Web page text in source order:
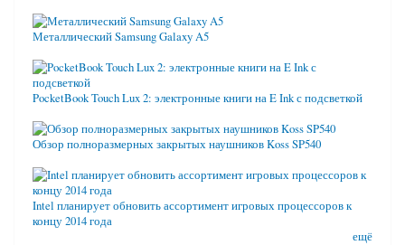
Металлический Samsung Galaxy A5
PocketBook Touch Lux 2: электронные книги на E Ink с подсветкой
Обзор полноразмерных закрытых наушников Koss SP540
Intel планирует обновить ассортимент игровых процессоров к
концу 2014 года
ещё